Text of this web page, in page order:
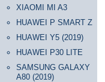
XIAOMI MI A3
HUAWEI P SMART Z
HUAWEI Y5 (2019)
HUAWEI P30 LITE
SAMSUNG GALAXY
A80 (2019)